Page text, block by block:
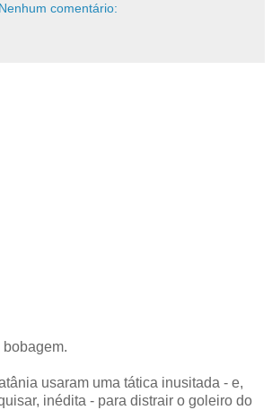
Nenhum comentário:
bobagem.
usaram uma tática inusitada - e,
inédita - para distrair o goleiro do